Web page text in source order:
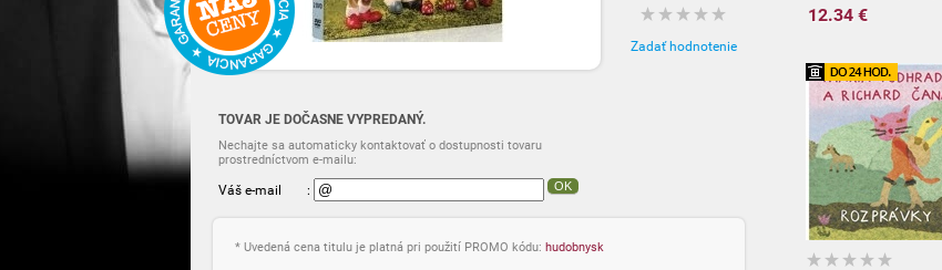
Zadať hodnotenie
TOVAR JE DOČASNE VYPREDANÝ.
Nechajte sa automaticky kontaktovať o dostupnosti tovaru
prostredníctvom e-mailu:
Váš e-mail : OK
* Uvedená cena titulu je platná pri použití PROMO kódu: hudobnysk
12.34 €